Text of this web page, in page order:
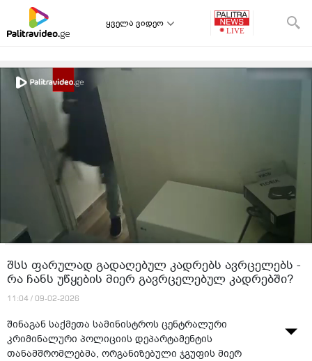
ყველა ვიდეო
შსს ფარულად გადაღებულ კადრებს ავრცელებს -
რა ჩანს უწყების მიერ გავრცელებულ კადრებში?
11:04 / 09-02-2026
შინაგან საქმეთა სამინისტროს ცენტრალური
კრიმინალური პოლიციის დეპარტამენტის
თანამშრომლებმა, ორგანიზებული ჯგუფის მიერ